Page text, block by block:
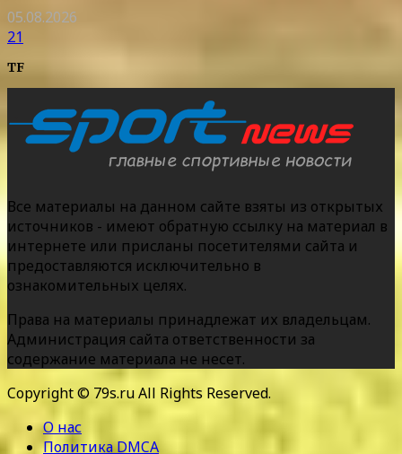
05.08.2026
21
TF
Все материалы на данном сайте взяты из открытых
источников - имеют обратную ссылку на материал в
интернете или присланы посетителями сайта и
предоставляются исключительно в
ознакомительных целях.
Права на материалы принадлежат их владельцам.
Администрация сайта ответственности за
содержание материала не несет.
Copyright © 79s.ru All Rights Reserved.
О нас
Политика DMCA